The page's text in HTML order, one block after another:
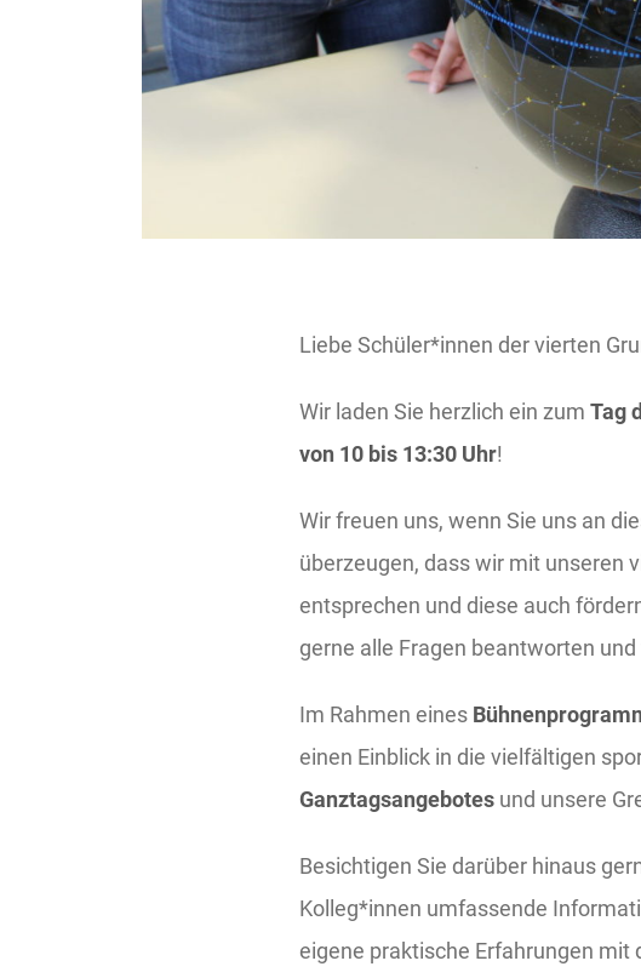
Liebe Schüler*innen der vierten
Wir laden Sie herzlich ein zum Tag
von 10 bis 13:30 Uhr!
Wir freuen uns, wenn Sie uns an
überzeugen, dass wir mit unseren
entsprechen und diese auch
gerne alle Fragen beantworten
Im Rahmen eines
einen Einblick in die vielfältigen
Ganztagsangebotes und unsere
Besichtigen Sie darüber hinaus
Kolleg*innen umfassende
eigene praktische Erfahrungen mit